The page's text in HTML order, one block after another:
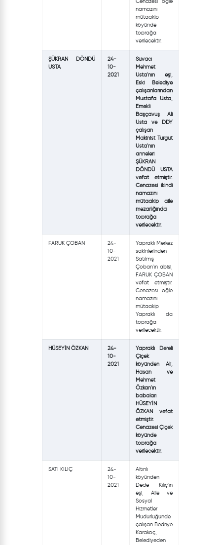
Cenazesi öğle
namazını
mütaakip
köyünde
toprağa
verilecektir.
ŞÜKRAN DÖNDÜ
USTA
24-
10-
2021
Suvacı
Mehmet
Usta'nın eşi,
Eski Belediye
çalışanlarından
Mustafa Usta,
Emekli
Başçavuş Ali
Usta ve DDY
çalışan
Makinist Turgut
Usta'nın
anneleri
ŞÜKRAN
DÖNDÜ USTA
vefat etmiştir.
Cenazesi ikindi
namazını
mütaakip aile
mezarlığında
toprağa
verilecektir.
FARUK ÇOBAN
24-
10-
2021
Yapraklı Merkez
sakinlerinden
Satılmış
Çoban'ın abisi,
FARUK ÇOBAN
vefat etmiştir.
Cenazesi öğle
namazını
mütaakip
Yapraklı da
toprağa
verilecektir.
HÜSEYİN ÖZKAN
24-
10-
2021
Yapraklı Dereli
Çiçek
köyünden Ali,
Hasan ve
Mehmet
Özkan'ın
babaları
HÜSEYİN
ÖZKAN vefat
etmiştir.
Cenazesi Çiçek
köyünde
toprağa
verilecektir.
SATI KILIÇ
24-
10-
2021
Altınlı
köyünden
Dede Kılıç'ın
eşi, Aile ve
Sosyal
Hizmetler
Müdürlüğünde
çalışan Bedriye
Karakoç,
Belediyeden